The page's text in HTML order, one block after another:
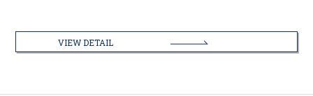
VIEW DETAIL